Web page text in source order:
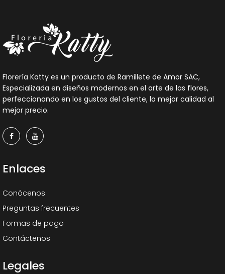
Florería Katty es un producto de Ramillete de Amor SAC,
Especializada en diseños modernos en el arte de las flores,
perfeccionando en los gustos del cliente, la mejor calidad al
mejor precio.
Enlaces
Conócenos
Preguntas frecuentes
Formas de pago
Contáctenos
Legales